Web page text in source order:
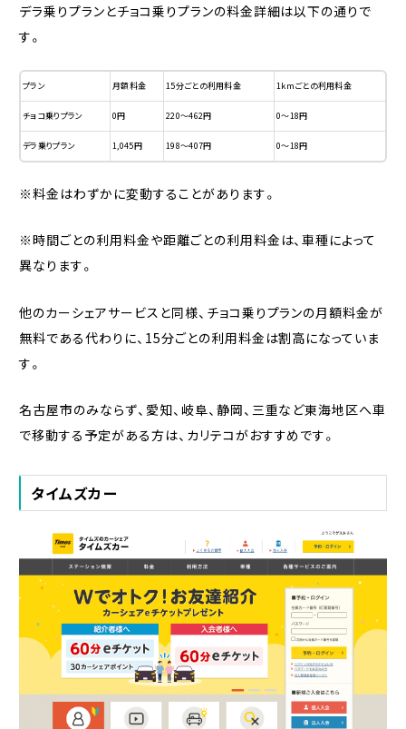
デラ乗りプランとチョコ乗りプランの料金詳細は以下の通りで
す。
プラン 月額料金 15分ごとの利用料金 1kmごとの利用料金
チョコ乗りプラン 0円 220〜462円 0〜18円
デラ乗りプラン 1,045円 198〜407円 0〜18円
※料金はわずかに変動することがあります。
※時間ごとの利用料金や距離ごとの利用料金は、車種によって
異なります。
他のカーシェアサービスと同様、チョコ乗りプランの月額料金が
無料である代わりに、15分ごとの利用料金は割高になっていま
す。
名古屋市のみならず、愛知、岐阜、静岡、三重など東海地区へ車
で移動する予定がある方は、カリテコがおすすめです。
タイムズカー